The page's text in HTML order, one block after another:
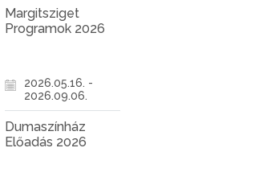
Margitsziget
Programok 2026
2026.05.16. -
2026.09.06.
Dumaszínház
Előadás 2026